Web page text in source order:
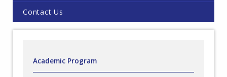
Contact Us
Academic Program